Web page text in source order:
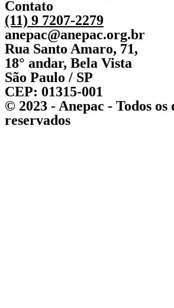
Contato
(11) 9 7207-2279
anepac@anepac.org.br
Rua Santo Amaro, 71,
18° andar, Bela Vista
São Paulo / SP
CEP: 01315-001
© 2023 - Anepac - Todos
reservados